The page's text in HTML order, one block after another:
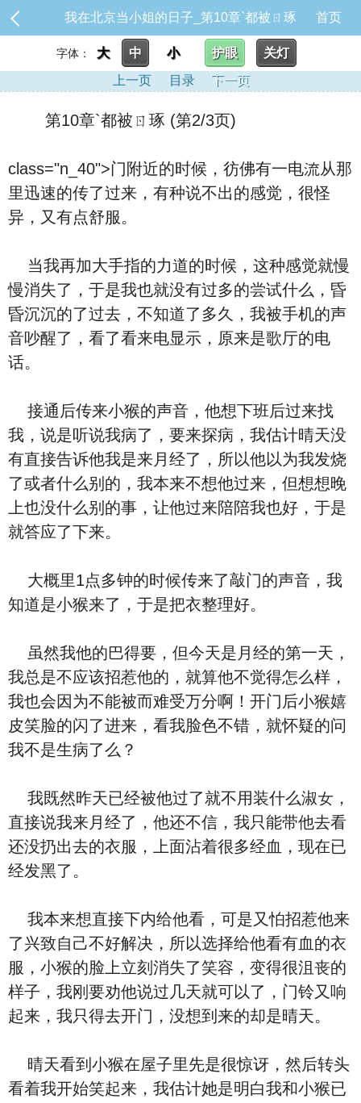
我在北京当小姐的日子_第10章`都被ㄖ琢 首页
字体： 大 中 小 护眼
关灯
上一页
目录 下一页
第10章`都被ㄖ琢 (第2/3页)
class="n_40">门附近的时候，彷佛有一电流从那
里迅速的传了过来，有种说不出的感觉，很怪
异，又有点舒服。
当我再加大手指的力道的时候，这种感觉就慢
慢消失了，于是我也就没有过多的尝试什么，昏
昏沉沉的了过去，不知道了多久，我被‮机手‬的声
音吵醒了，看了看来电显示，原来是歌厅的电
话。
接通后传来小猴的声音，他想下班后过来找
我，说是听说我病了，要来探病，我估计晴天没
有直接告诉他我是来‮经月‬了，所以他以为我发烧
了或者什么别的，我本来不想他过来，但想想晚
上也没什么别的事 ，让他过来陪陪我也好，于是
就答应了下来。
大概里1点多钟的时候传来了敲门的声音，我
知道是小猴来了，于是把⾐整理好。
虽然我他的巴得要 ，但今天是‮经月‬的第一天，
我总是不应该招惹他的，就算他不觉得怎么样，
我也会因为不能被而难受万分啊！开门后小猴嬉
⽪笑脸的闪了进来，看我脸⾊不错，就怀疑的问
我不是生病了么？
我既然昨天已经被他过了就不用装什么淑女，
直接说我来‮经月‬了，他还不信，我只能带他去看
还没扔出去的⾐服，上面沾着很多经⾎，现在已
经发黑了。
我本来想直接下内给他看，可是又怕招惹他来
了兴致自己不好解决，所以选择给他看有⾎的⾐
服，小猴的脸上立刻消失了笑容，变得很沮丧的
样子，我刚要劝他说过几天就可以了，门铃又响
起来，我只得去开门，没想到来的却是晴天。
晴天看到小猴在屋子里先是很惊讶，然后转头
看着我开始笑起来，我估计她是明⽩我和小猴已